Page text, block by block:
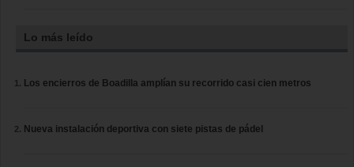
Lo más leído
Los encierros de Boadilla amplían su recorrido casi cien metros
Nueva instalación deportiva con siete pistas de pádel